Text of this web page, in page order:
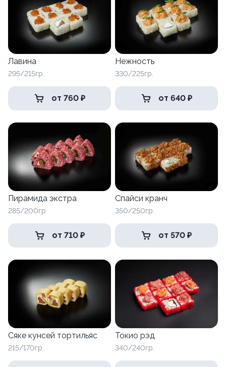
Лавина
295/215гр.
от 760 ₽
Нежность
330/225гр.
от 640 ₽
Пирамида экстра
285/200гр.
от 710 ₽
Спайси кранч
350/250гр.
от 570 ₽
Сяке кунсей тортильяс
215/170гр.
Токио рэд
340/240гр.